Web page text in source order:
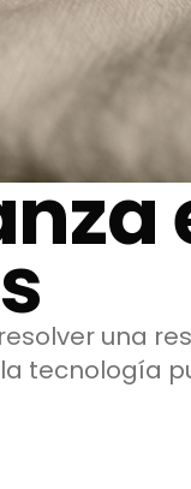
una
tecnología